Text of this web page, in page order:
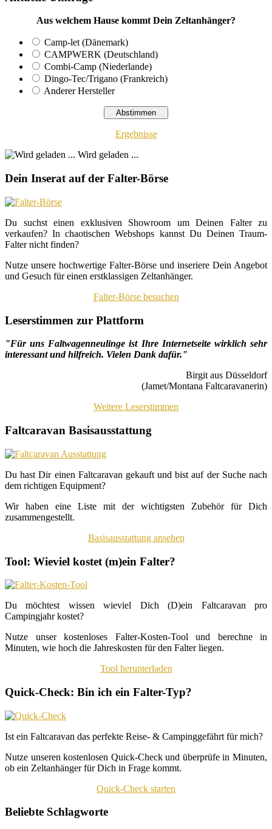
Aus welchem Hause kommt Dein Zeltanhänger?
Camp-let (Dänemark)
CAMPWERK (Deutschland)
Combi-Camp (Niederlande)
Dingo-Tec/Trigano (Frankreich)
Anderer Hersteller
Ergebnisse
Wird geladen ...
Dein Inserat auf der Falter-Börse
Du suchst einen exklusiven Showroom um Deinen Falter zu
verkaufen? In chaotischen Webshops kannst Du Deinen Traum-
Falter nicht finden?
Nutze unsere hochwertige Falter-Börse und inseriere Dein Angebot
und Gesuch für einen erstklassigen Zeltanhänger.
Falter-Börse besuchen
Leserstimmen zur Plattform
"Für uns Faltwagenneulinge ist Ihre Internetseite wirklich sehr
interessant und hilfreich. Vielen Dank dafür."
Birgit aus Düsseldorf
(Jamet/Montana Faltcaravanerin)
Weitere Leserstimmen
Faltcaravan Basisausstattung
Du hast Dir einen Faltcaravan gekauft und bist auf der Suche nach
dem richtigen Equipment?
Wir haben eine Liste mit der wichtigsten Zubehör für Dich
zusammengestellt.
Basisausstattung ansehen
Tool: Wieviel kostet (m)ein Falter?
Du möchtest wissen wieviel Dich (D)ein Faltcaravan pro
Campingjahr kostet?
Nutze unser kostenloses Falter-Kosten-Tool und berechne in
Minuten, wie hoch die Jahreskosten für den Falter liegen.
Tool herunterladen
Quick-Check: Bin ich ein Falter-Typ?
Ist ein Faltcaravan das perfekte Reise- & Campinggefährt für mich?
Nutze unseren kostenlosen Quick-Check und überprüfe in Minuten,
ob ein Zeltanhänger für Dich in Frage kommt.
Quick-Check starten
Beliebte Schlagworte